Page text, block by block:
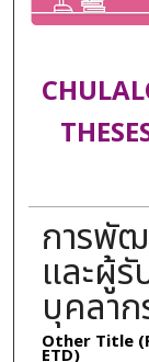
การพั
และผู้รั
บุคลา
Other Title
ETD)